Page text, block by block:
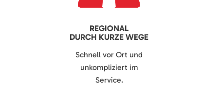
REGIONAL
DURCH KURZE WEGE
Schnell vor Ort und
unkompliziert im
Service.